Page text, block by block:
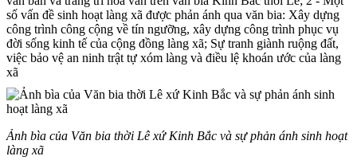
số vấn đề sinh hoạt làng xã được phản ánh qua văn bia: Xây dựng
công trình công cộng về tín ngưỡng, xây dựng công trình phục vụ
đời sống kinh tế của cộng đồng làng xã; Sự tranh giành ruộng đất,
việc bảo vệ an ninh trật tự xóm làng và điều lệ khoán ước của làng
xã
Ảnh bìa của Văn bia thời Lê xứ Kinh Bắc và sự phản ánh sinh hoạt
làng xã